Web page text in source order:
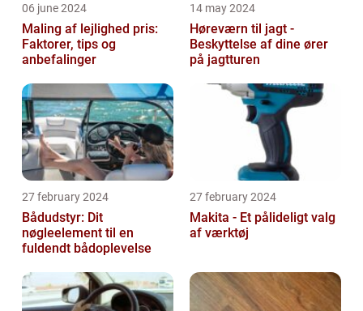
06 june 2024
Maling af lejlighed pris:
Faktorer, tips og
anbefalinger
14 may 2024
Høreværn til jagt -
Beskyttelse af dine ører
på jagtturen
27 february 2024
Bådudstyr: Dit
nøgleelement til en
fuldendt bådoplevelse
27 february 2024
Makita - Et pålideligt valg
af værktøj